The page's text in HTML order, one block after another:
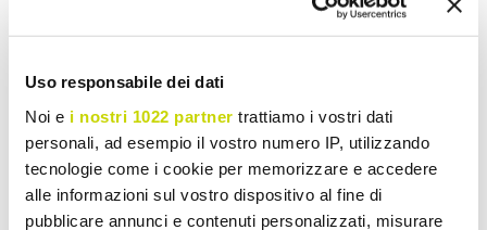
Uso responsabile dei dati
Noi e i nostri 1022 partner trattiamo i vostri dati
personali, ad esempio il vostro numero IP, utilizzando
tecnologie come i cookie per memorizzare e accedere
alle informazioni sul vostro dispositivo al fine di
pubblicare annunci e contenuti personalizzati, misurare
Bardisk til hjemmet til indendørs og udendørs med
Når du går ind i et hus eller et rum, der har en
eller ekstern, er det bestemt den første ting, der visuelttiltrækker
opmærksomhed
Enhjemmebordisk er etideelt møbeltil enhver boligsituation,
både tilstore og små rum. Bardisken kan haveforskellige
stilarter og formerlige fra klassisk retrostil til mere moderne og